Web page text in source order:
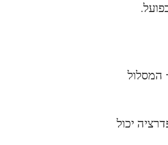
המסלול
יכול